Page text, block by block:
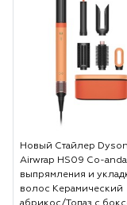
Новый Стайлер Dyson
Airwrap HS09 Co-
выпрямления и
волос Керамический